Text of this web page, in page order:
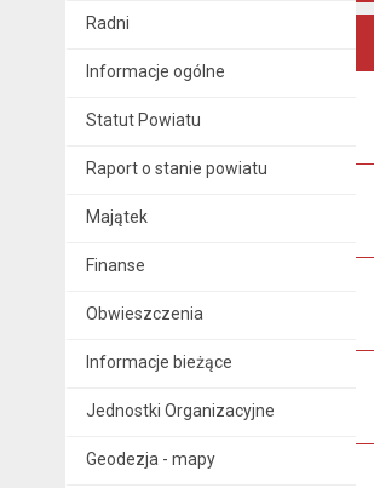
Radni
Informacje ogólne
Statut Powiatu
Raport o stanie powiatu
Majątek
Finanse
Obwieszczenia
Informacje bieżące
Jednostki Organizacyjne
Geodezja - mapy